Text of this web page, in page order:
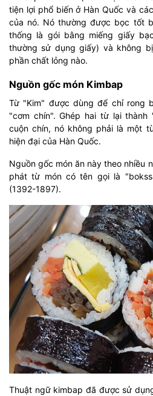
tiện lợi phổ biến ở Hàn Quốc và
của nó. Nó thường được bọc tốt
thống là gói bằng miếng giấy
thường sử dụng giấy) và không
phần chất lỏng nào.
Nguồn gốc món Kimbap
Từ "Kim" được dùng để chỉ rong
"cơm chín". Ghép hai từ lại
cuộn chín, nó không phải là một
hiện đại của Hàn Quốc.
Nguồn gốc món ăn này theo nhiều
phát từ món có tên gọi là
(1392-1897).
Thuật ngữ kimbap đã được sử